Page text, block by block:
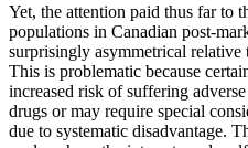
Yet, the attention paid thus far to
populations in Canadian post-
surprisingly asymmetrical relative
This is problematic because
increased risk of suffering
drugs or may require special
due to systematic disadvantage.